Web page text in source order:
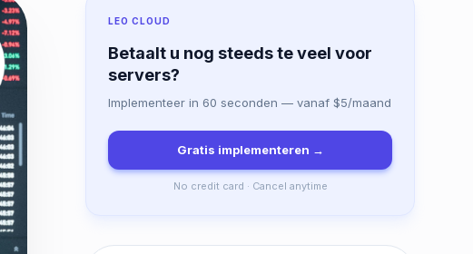
LEO CLOUD
Betaalt u nog steeds te veel voor
servers?
Implementeer in 60 seconden — vanaf $5/maand
Gratis implementeren →
No credit card · Cancel anytime